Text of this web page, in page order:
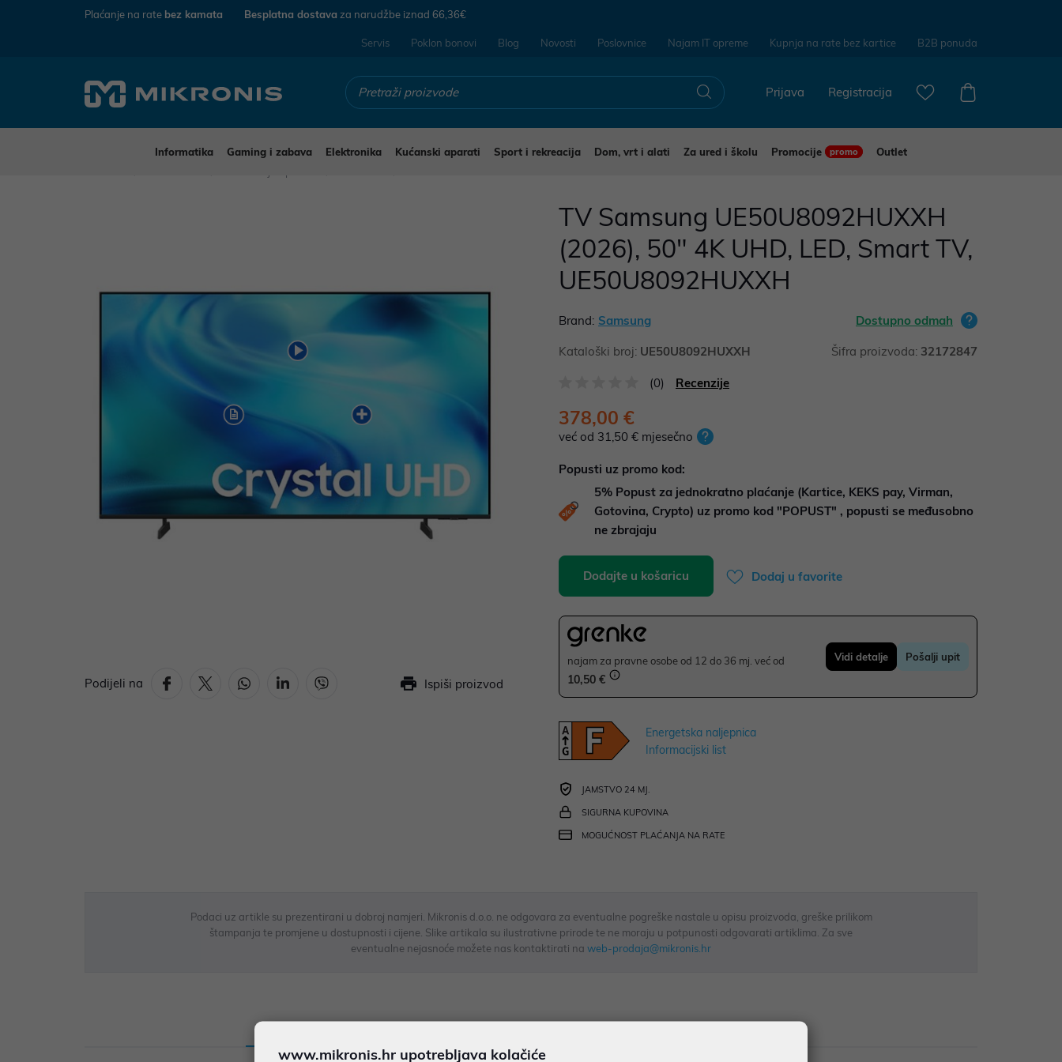
Plaćanje na rate bez kamata Besplatna dostava za narudžbe iznad 66,36€
Servis Poklon bonovi Blog Novosti Poslovnice Najam IT opreme Kupnja na rate bez kartice B2B ponuda
Registracija
Prijava
Informatika Gaming i zabava Elektronika Kućanski aparati Sport i rekreacija Dom, vrt i alati Za ured i školu Promocije promo
Outlet
Podijeli na Ispiši proizvod
TV Samsung UE50U8092HUXXH
(2026), 50" 4K UHD, LED, Smart TV,
UE50U8092HUXXH
Brand: Samsung Dostupno odmah
Kataloški broj: UE50U8092HUXXH Šifra proizvoda: 32172847
(0) Recenzije
378,00 €
već od 31,50 € mjesečno
Popusti uz promo kod:
5% Popust za jednokratno plaćanje (Kartice, KEKS pay, Virman,
Gotovina, Crypto) uz promo kod "POPUST" , popusti se međusobno
ne zbrajaju
Dodajte u košaricu Dodaj u favorite
najam za pravne osobe od 12 do 36 mj. već od
10,50 €
Vidi detalje Pošalji upit
Energetska naljepnica
Informacijski list
JAMSTVO 24 MJ.
SIGURNA KUPOVINA
MOGUĆNOST PLAĆANJA NA RATE
Podaci uz artikle su prezentirani u dobroj namjeri. Mikronis d.o.o. ne odgovara za eventualne pogreške nastale u opisu proizvoda, greške prilikom
štampanja te promjene u dostupnosti i cijene. Slike artikala su ilustrativne prirode te ne moraju u potpunosti odgovarati artiklima. Za sve
eventualne nejasnoće možete nas kontaktirati na web-prodaja@mikronis.hr
www.mikronis.hr upotrebljava kolačiće